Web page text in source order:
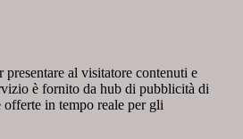
presentare al visitatore contenuti e
è fornito da hub di pubblicità di
in tempo reale per gli